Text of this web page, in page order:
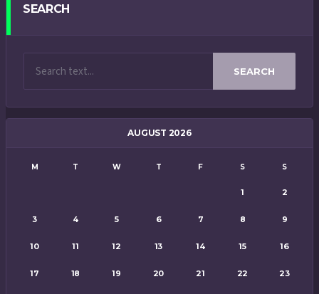
SEARCH
SEARCH
AUGUST 2026
M T W T F S S
1 2
3 4 5 6 7 8 9
10 11 12 13 14 15 16
17 18 19 20 21 22 23